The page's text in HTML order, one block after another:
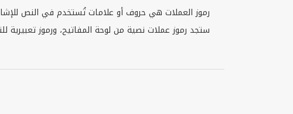
رموز العملات هي حروف أو علامات تُستخدم في النص
ستجد رموز عملات نصية من لوحة المفاتيح، ورموز